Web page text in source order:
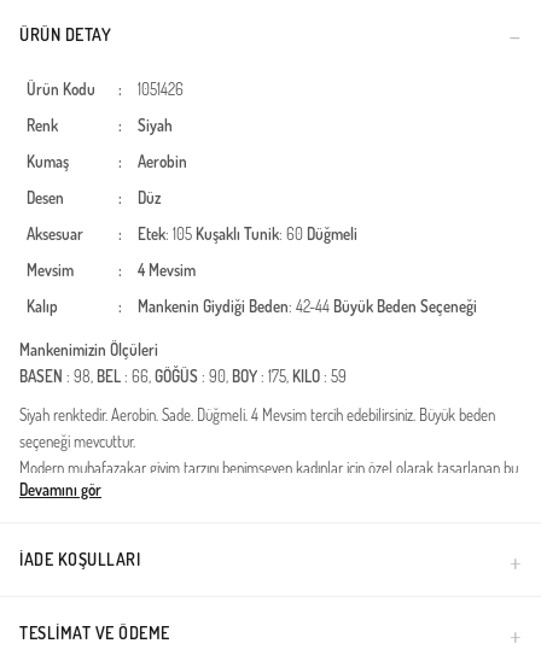
ÜRÜN DETAY
Ürün Kodu :
1051426
Renk
:
Siyah
Kumaş
:
Aerobin
Desen
:
Düz
Aksesuar
: Etek: 105 Kuşaklı Tunik: 60 Düğmeli
Mevsim
:
4 Mevsim
Kalıp
: Mankenin Giydiği Beden: 42-44 Büyük Beden Seçeneği
Mankenimizin Ölçüleri
BASEN : 98, BEL: 66,GÖĞÜS: 90, BOY: 175, KILO: 59
Siyah renktedir. Aerobin. Sade. Düğmeli. 4 Mevsim tercih edebilirsiniz. Büyük beden
seçeneği mevcuttur.
Modern muhafazakar giyim tarzını benimseyen kadınlar için özel olarak tasarlanan bu
ikili takım, şıklığı ve fonksiyonelliği bir araya getiriyor. Yüksek kaliteli modal dokusu
mevsim kullanıma uygun olan bu özel tasarım, gardırobunuzun en joker parçalarından
biri olmaya adaydır.Kumaş Özelliği: Birinci sınıf modal ve aerobin karışımlı dokusuyla
kısımdaki zarif düğme detayları ve modern kesimi ile hem günlük hem de özel
Devamını gör
İADE KOŞULLARI
TESLIMAT VE ÖDEME